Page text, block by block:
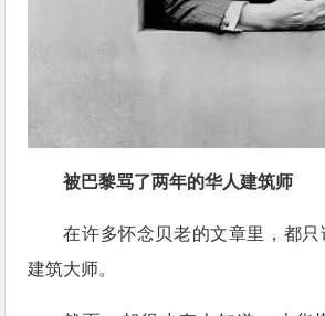
被巴黎骂了两年的华人建筑师
在许多怀念贝老的文章里，都
建筑大师。